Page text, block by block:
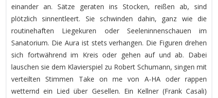
einander an. Sätze geraten ins Stocken, reißen ab, sind
plötzlich sinnentleert. Sie schwinden dahin, ganz wie die
routinehaften Liegekuren oder Seeleninnenschauen im
Sanatorium. Die Aura ist stets verhangen. Die Figuren drehen
sich fortwährend im Kreis oder gehen auf und ab. Dabei
lauschen sie dem Klavierspiel zu Robert Schumann, singen mit
verteilten Stimmen Take on me von A-HA oder rappen
wetternd ein Lied über Gesellen. Ein Kellner (Frank Casali)